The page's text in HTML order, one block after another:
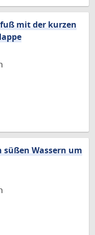
mit der kurzen
süßen Wassern um